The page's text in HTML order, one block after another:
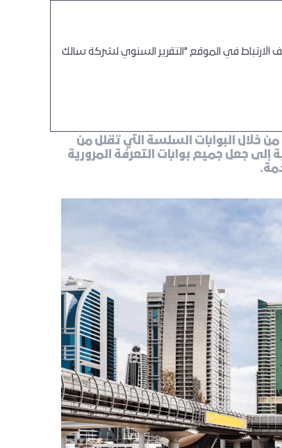
تسعى "سالك" لتحقيق طموحات دبي في الحياد الصفري بحلول عام 2050 من خلال البوابات السلسة التي تقلل من
إلى جعل جميع بوابات التعرفة المرورية
في الموقع "التقرير السنوي لشركة سالك